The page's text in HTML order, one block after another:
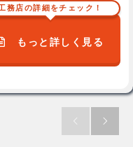
務店の詳細をチェック！
もっと詳しく見る
 